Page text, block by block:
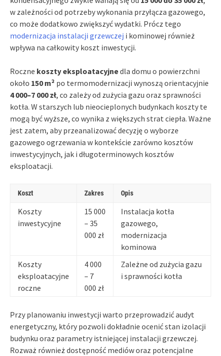
w zależności od potrzeby wykonania przyłącza gazowego,
co może dodatkowo zwiększyć wydatki. Prócz tego
modernizacja instalacji grzewczej i kominowej również
wpływa na całkowity koszt inwestycji.
Roczne koszty eksploatacyjnedla domu o powierzchni
około 150 m² po termomodernizacji wynoszą orientacyjnie
4 000–7 000 zł, co zależy od zużycia gazu oraz sprawności
kotła. W starszych lub nieocieplonych budynkach koszty te
mogą być wyższe, co wynika z większych strat ciepła. Ważne
jest zatem, aby przeanalizować decyzję o wyborze
gazowego ogrzewania w kontekście zarówno kosztów
inwestycyjnych, jak i długoterminowych kosztów
eksploatacji.
Koszt Zakres Opis
Koszty
inwestycyjne
15 000
– 35
000 zł
Instalacja kotła
gazowego,
modernizacja
kominowa
Koszty
eksploatacyjne
roczne
4 000
– 7
000 zł
Zależne od zużycia gazu
i sprawności kotła
Przy planowaniu inwestycji warto przeprowadzić audyt
energetyczny, który pozwoli dokładnie ocenić stan izolacji
budynku oraz parametry istniejącej instalacji grzewczej.
Rozważ również dostępność mediów oraz potencjalne